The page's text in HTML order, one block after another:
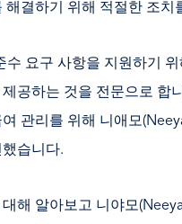
해결하기 위해 적절한 조치
수 요구 사항을 지원하기
공하는 것을 전문으로 합
관리를 위해 니애모
습니다.
해 알아보고 니야모